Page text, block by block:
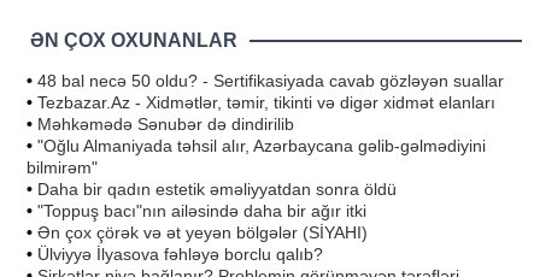
ƏN ÇOX OXUNANLAR
• 48 bal necə 50 oldu? - Sertifikasiyada cavab gözləyən suallar
• Tezbazar.Az - Xidmətlər, təmir, tikinti və digər xidmət elanları
• Məhkəmədə Sənubər də dindirilib
• "Oğlu Almaniyada təhsil alır, Azərbaycana gəlib-gəlmədiyini
bilmirəm"
• Daha bir qadın estetik əməliyyatdan sonra öldü
• "Toppuş bacı"nın ailəsində daha bir ağır itki
• Ən çox çörək və ət yeyən bölgələr (SİYAHI)
• Ülviyyə İlyasova fəhləyə borclu qalıb?